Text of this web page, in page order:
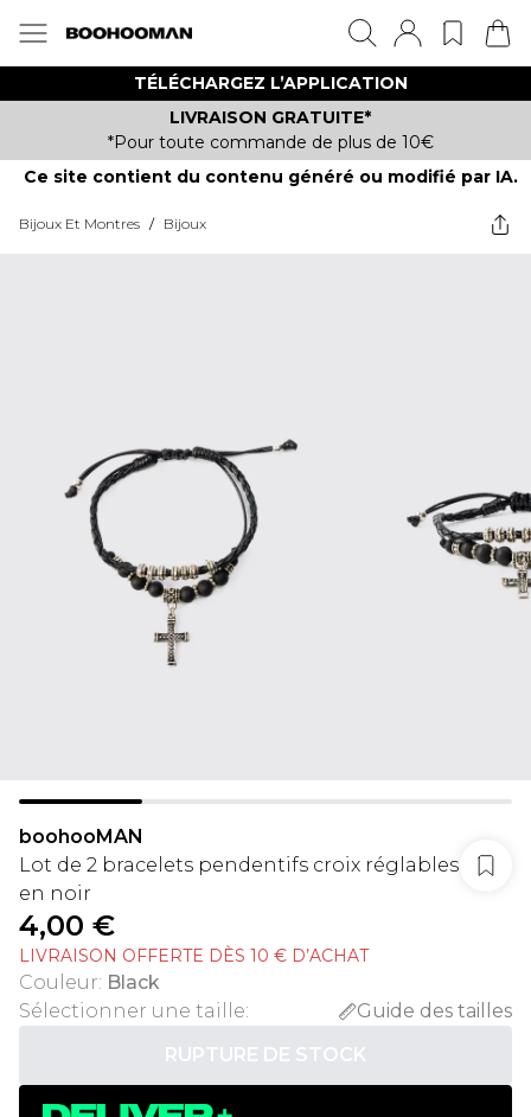
TÉLÉCHARGEZ L’APPLICATION
LIVRAISON GRATUITE*
*Pour toute commande de plus de 10€
Ce site contient du contenu généré ou modifié par IA.
Bijoux Et Montres / Bijoux
boohooMAN
Lot de 2 bracelets pendentifs croix réglables
en noir
4,00 €
LIVRAISON OFFERTE DÈS 10 € D’ACHAT
Couleur: Black
Sélectionner une taille:
Guide des tailles
RUPTURE DE STOCK